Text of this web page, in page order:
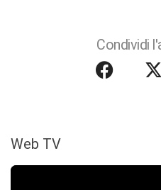
Condividi
Web TV